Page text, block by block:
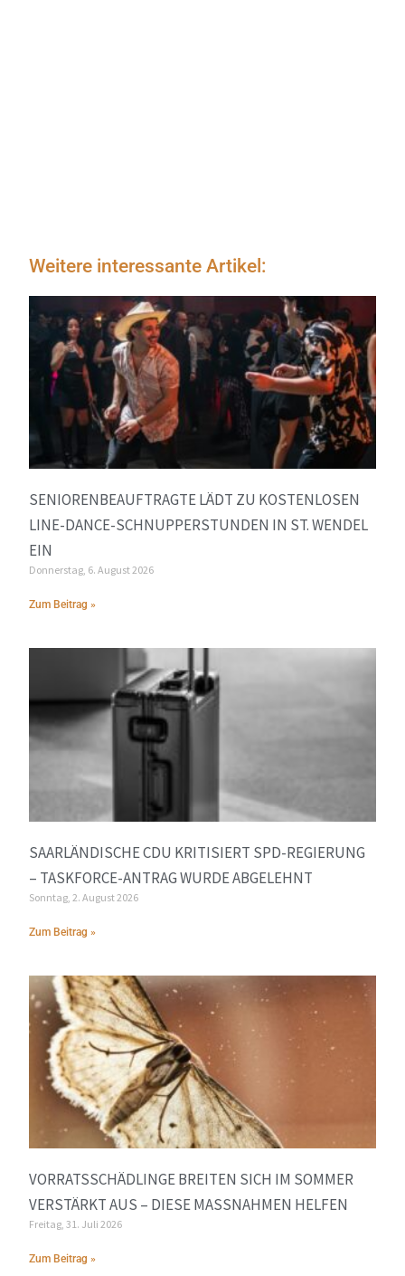
Weitere interessante Artikel:
SENIORENBEAUFTRAGTE LÄDT ZU KOSTENLOSEN
LINE-DANCE-SCHNUPPERSTUNDEN IN ST. WENDEL
EIN
Donnerstag, 6. August 2026
Zum Beitrag »
SAARLÄNDISCHE CDU KRITISIERT SPD-REGIERUNG
– TASKFORCE-ANTRAG WURDE ABGELEHNT
Sonntag, 2. August 2026
Zum Beitrag »
VORRATSSCHÄDLINGE BREITEN SICH IM SOMMER
VERSTÄRKT AUS – DIESE MASSNAHMEN HELFEN
Freitag, 31. Juli 2026
Zum Beitrag »